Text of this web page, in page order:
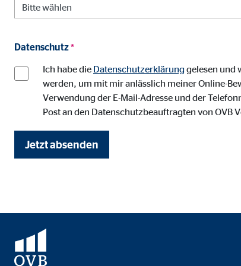
Datenschutz*
Ich habe die Datenschutzerklärung gelesen und
werden, um mit mir anlässlich meiner Online-
Verwendung der E-Mail-Adresse und der
Post an den Datenschutzbeauftragten von
Jetzt absenden